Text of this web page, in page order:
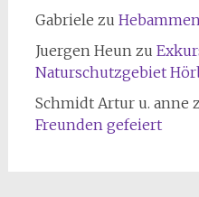
Gabriele zu
Juergen Heunzu
Naturschutzgebiet
Schmidt Artur u. anne
Freunden gefeiert